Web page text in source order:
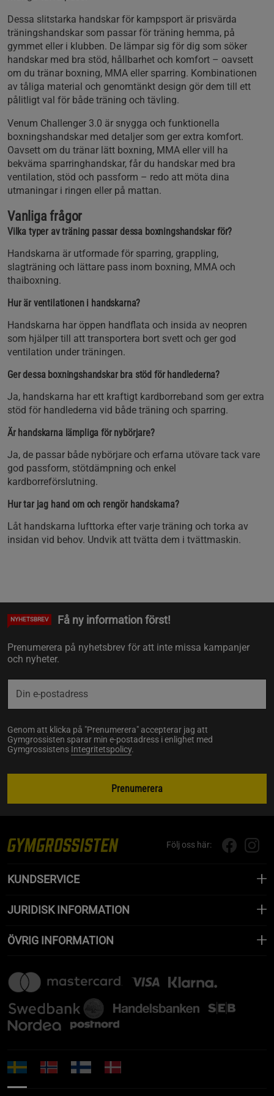
Dessa slitstarka handskar för kampsport är prisvärda
träningshandskar som passar för träning hemma, på
gymmet eller i klubben. De lämpar sig för dig som söker
handskar med bra stöd, hållbarhet och komfort – oavsett
om du tränar boxning, MMA eller sparring. Kombinationen
av tåliga material och genomtänkt design gör dem till ett
pålitligt val för både träning och tävling.
Venum Challenger 3.0 är snygga och funktionella
boxningshandskar med detaljer som ger extra komfort.
Oavsett om du tränar lätt boxning, MMA eller vill ha
bekväma sparringhandskar, får du handskar med bra
ventilation, stöd och passform – redo att möta dina
utmaningar i ringen eller på mattan.
Vanliga frågor
Vilka typer av träning passar dessa boxningshandskar för?
Handskarna är utformade för sparring, grappling,
slagträning och lättare pass inom boxning, MMA och
thaiboxning.
Hur är ventilationen i handskarna?
Handskarna har öppen handflata och insida av neopren
som hjälper till att transportera bort svett och ger god
ventilation under träningen.
Ger dessa boxningshandskar bra stöd för handlederna?
Ja, handskarna har ett kraftigt kardborreband som ger extra
stöd för handlederna vid både träning och sparring.
Är handskarna lämpliga för nybörjare?
Ja, de passar både nybörjare och erfarna utövare tack vare
god passform, stötdämpning och enkel
kardborreförslutning.
Hur tar jag hand om och rengör handskarna?
Låt handskarna lufttorka efter varje träning och torka av
insidan vid behov. Undvik att tvätta dem i tvättmaskin.
NYHETSBREV Få ny information först!
Prenumerera på nyhetsbrev för att inte missa kampanjer
och nyheter.
Genom att klicka på "Prenumerera" accepterar jag att
Gymgrossisten sparar min e-postadress i enlighet med
Gymgrossistens Integritetspolicy.
Prenumerera
Följ oss här:
KUNDSERVICE
JURIDISK INFORMATION
ÖVRIG INFORMATION